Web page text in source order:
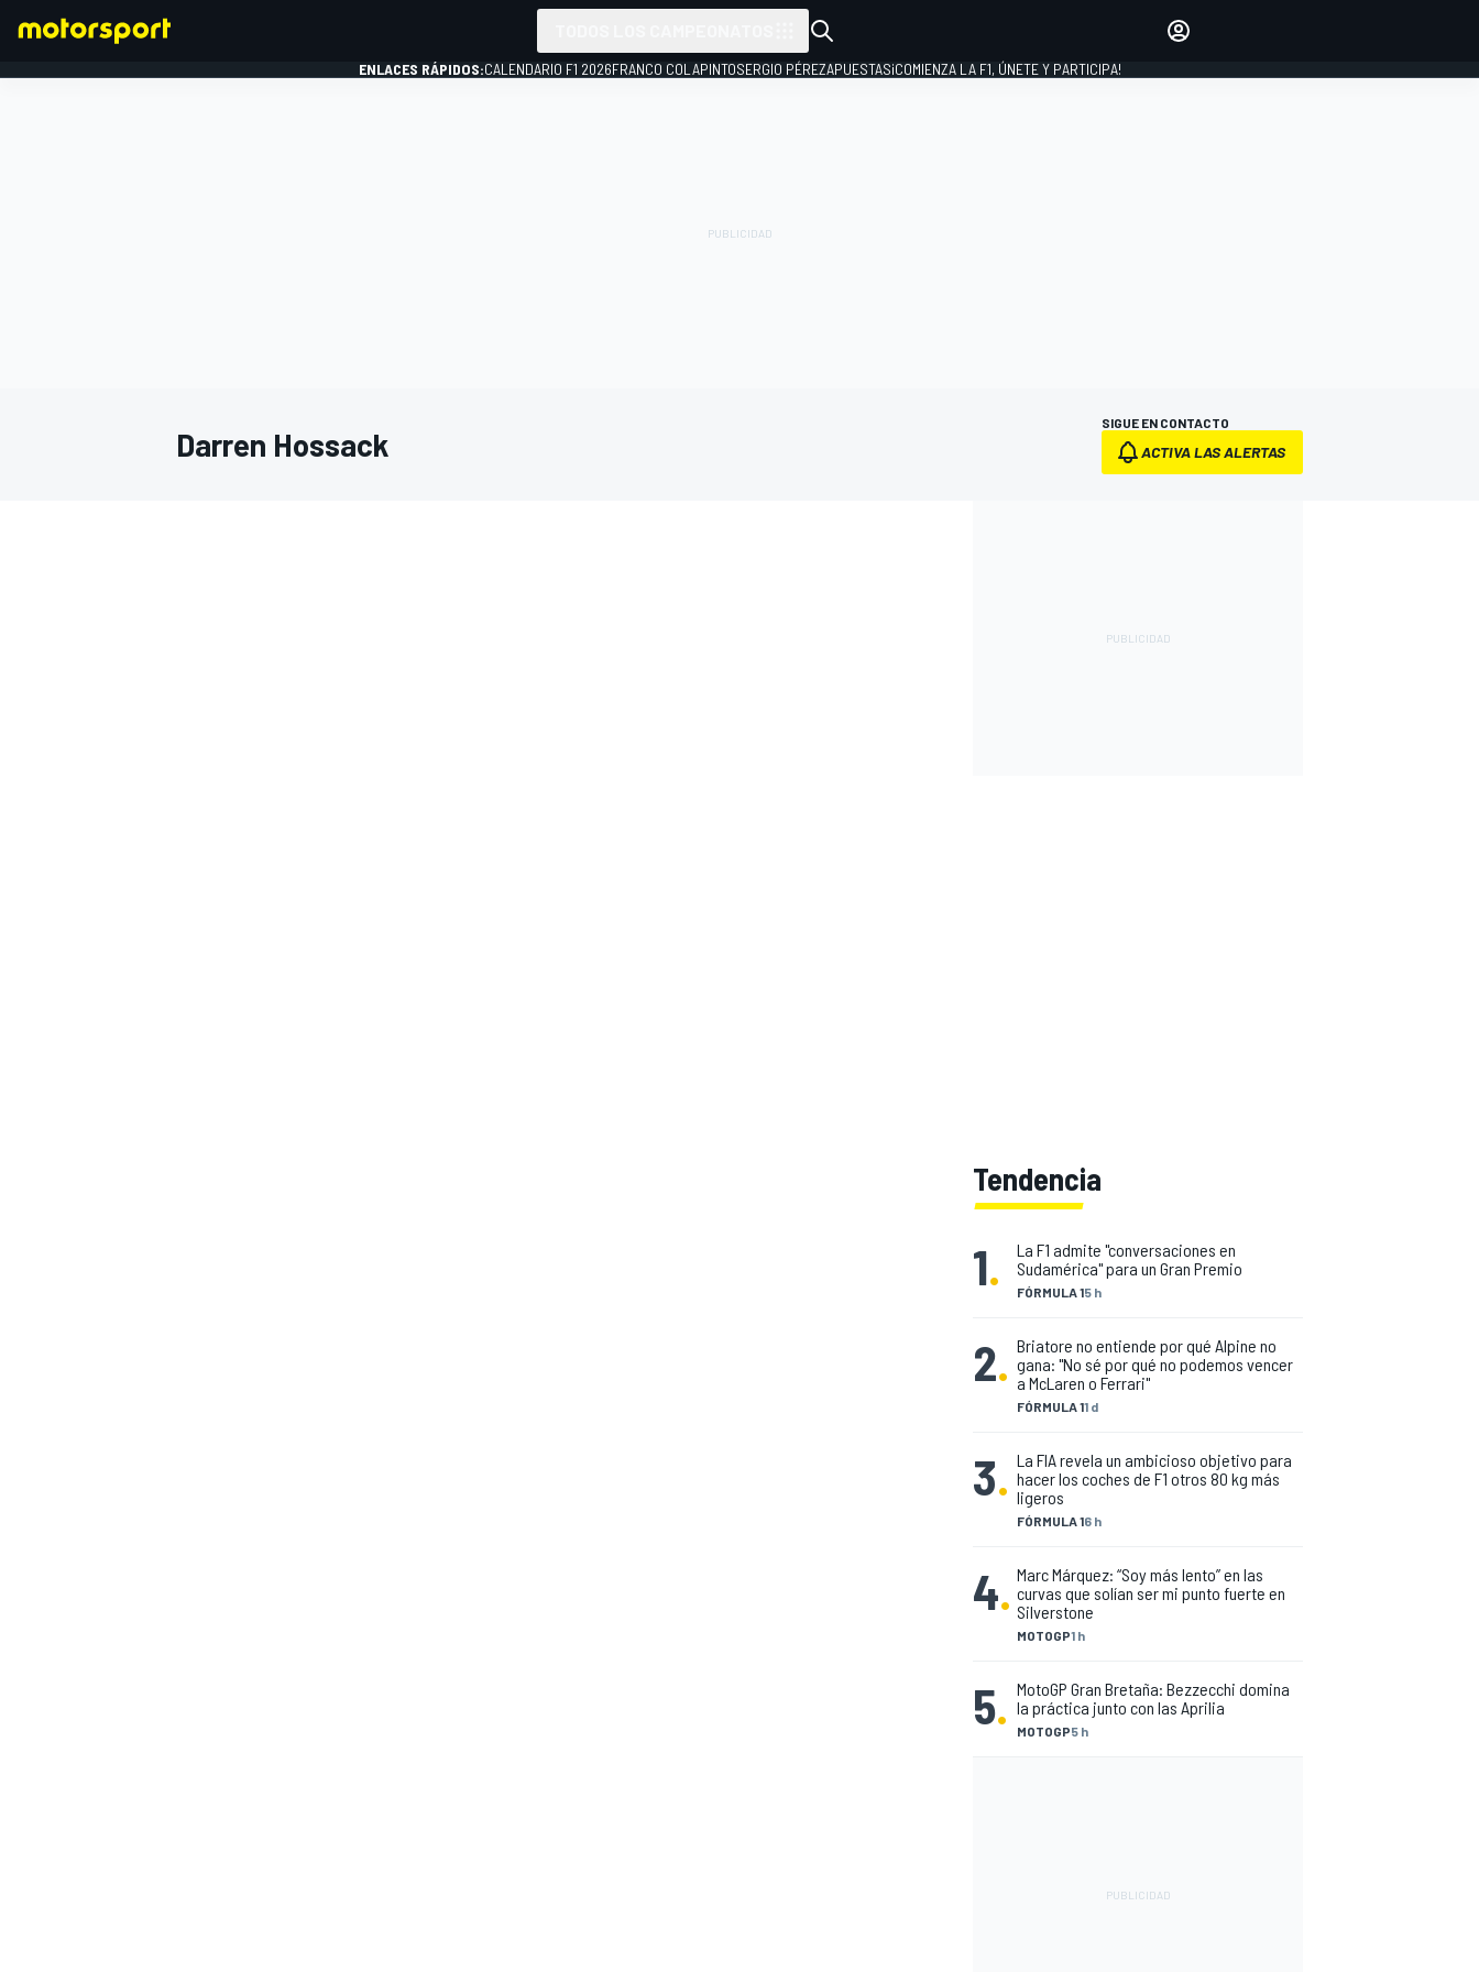
INICIAR SESIÓN
ENLACES RÁPIDOS:CALENDARIO F1 2026FRANCO COLAPINTOSERGIO PÉREZAPUESTAS¡COMIENZA LA F1, ÚNETE Y PARTICIPA!
Darren Hossack
SIGUE EN CONTACTO
ACTIVA LAS ALERTAS
Tendencia
1. FÓRMULA 15 h
La F1 admite "conversaciones en
Sudamérica" para un Gran Premio
2.
FÓRMULA 11 d
Briatore no entiende por qué Alpine no
gana: "No sé por qué no podemos vencer
a McLaren o Ferrari"
3.
FÓRMULA 16 h
La FIA revela un ambicioso objetivo para
hacer los coches de F1 otros 80 kg más
ligeros
4.
MOTOGP1 h
Marc Márquez: “Soy más lento” en las
curvas que solían ser mi punto fuerte en
Silverstone
5. MOTOGP5 h
MotoGP Gran Bretaña: Bezzecchi domina
la práctica junto con las Aprilia